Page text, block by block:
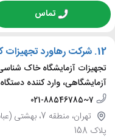
تماس
12. شرکت رهاورد تجهیزات
تجهیزات آزمایشگاه خاک
آزمایشگاهی، وارد کننده
021-88546785~7
تهران، منطقه
پلاک 158